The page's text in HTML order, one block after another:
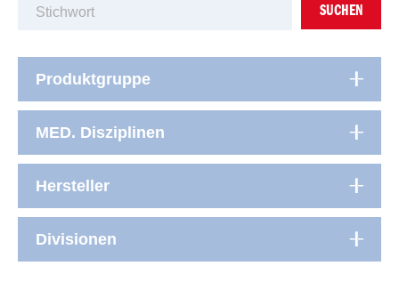
SUCHEN
Produktgruppe
MED. Disziplinen
Hersteller
Divisionen